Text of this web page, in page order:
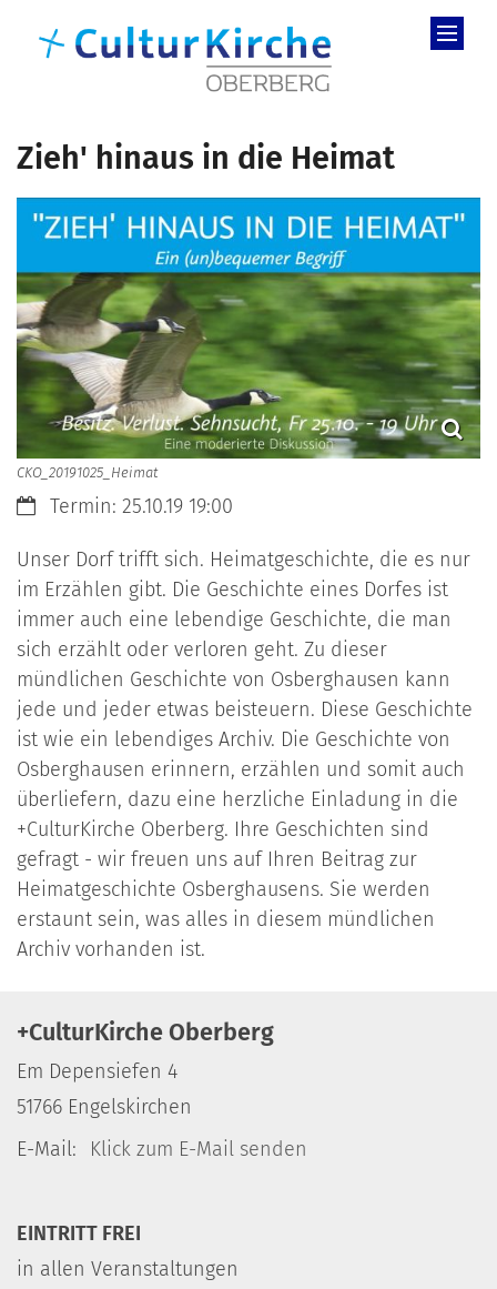
Zieh' hinaus in die Heimat
CKO_20191025_Heimat
Datum:Termin: 25.10.19 19:00
Unser Dorf trifft sich. Heimatgeschichte, die es nur
im Erzählen gibt. Die Geschichte eines Dorfes ist
immer auch eine lebendige Geschichte, die man
sich erzählt oder verloren geht. Zu dieser
mündlichen Geschichte von Osberghausen kann
jede und jeder etwas beisteuern. Diese Geschichte
ist wie ein lebendiges Archiv. Die Geschichte von
Osberghausen erinnern, erzählen und somit auch
überliefern, dazu eine herzliche Einladung in die
+CulturKirche Oberberg. Ihre Geschichten sind
gefragt - wir freuen uns auf Ihren Beitrag zur
Heimatgeschichte Osberghausens. Sie werden
erstaunt sein, was alles in diesem mündlichen
Archiv vorhanden ist.
+CulturKirche Oberberg
Em Depensiefen 4
51766 Engelskirchen
E-Mail:
Klick zum E-Mail senden
EINTRITT FREI
in allen Veranstaltungen